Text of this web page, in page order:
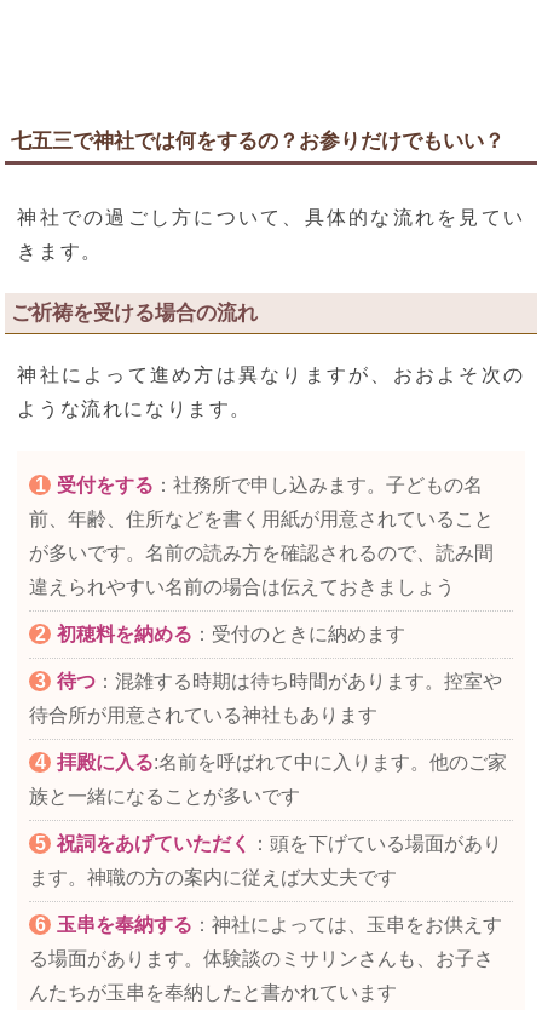
七五三で神社では何をするの？お参りだけでもいい？
神社での過ごし方について、具体的な流れを見てい
きます。
ご祈祷を受ける場合の流れ
神社によって進め方は異なりますが、おおよそ次の
ような流れになります。
受付をする ：社務所で申し込みます。子どもの名
前、年齢、住所などを書く用紙が用意されていること
が多いです。名前の読み方を確認されるので、読み間
違えられやすい名前の場合は伝えておきましょう
初穂料を納める ：受付のときに納めます
待つ ：混雑する時期は待ち時間があります。控室や
待合所が用意されている神社もあります
拝殿に入る:名前を呼ばれて中に入ります。他のご家
族と一緒になることが多いです
祝詞をあげていただく
：頭を下げている場面があり
ます。神職の方の案内に従えば大丈夫です
玉串を奉納する ：神社によっては、玉串をお供えす
る場面があります。体験談のミサリンさんも、お子さ
んたちが玉串を奉納したと書かれています